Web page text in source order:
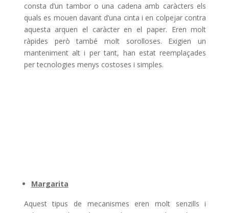
consta d’un tambor o una cadena amb caràcters els
quals es mouen davant d’una cinta i en colpejar contra
aquesta arquen el caràcter en el paper. Eren molt
ràpides però també molt sorolloses. Exigien un
manteniment alt i per tant, han estat reemplaçades
per tecnologies menys costoses i simples.
Margarita
Aquest tipus de mecanismes eren molt senzills i